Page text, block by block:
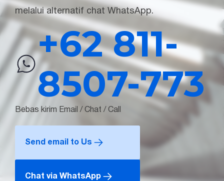
melalui alternatif chat WhatsApp.
+62 811-
8507-773
Bebas kirim Email / Chat / Call
Send email to Us
Chat via WhatsApp